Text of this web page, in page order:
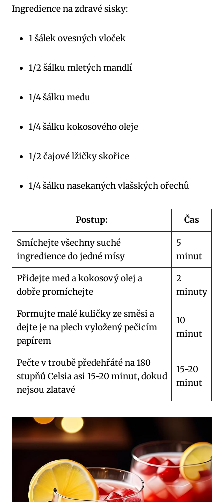
Ingredience na zdravé sisky:
1 šálek ovesných vloček
1/2 šálku mletých mandlí
1/4 šálku medu
1/4 šálku kokosového oleje
1/2 čajové lžičky skořice
1/4 šálku nasekaných vlašských ořechů
Postup: Čas
Smíchejte všechny suché
ingredience do jedné mísy
5
minut
Přidejte med a kokosový olej a
dobře promíchejte
2
minuty
Formujte malé kuličky ze směsi a
dejte je na plech vyložený pečicím
papírem
10
minut
Pečte v troubě předehřáté na 180
stupňů Celsia asi 15-20 minut, dokud
nejsou zlatavé
15-20
minut